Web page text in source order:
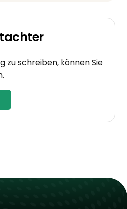
zu schreiben, können Sie